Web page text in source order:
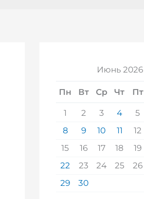
Июнь 2026
Пн Вт Ср Чт Пт
1 2 3 4 5
8
9 10 11 12
15
16 17 18 19
22
23 24 25 26
29
30